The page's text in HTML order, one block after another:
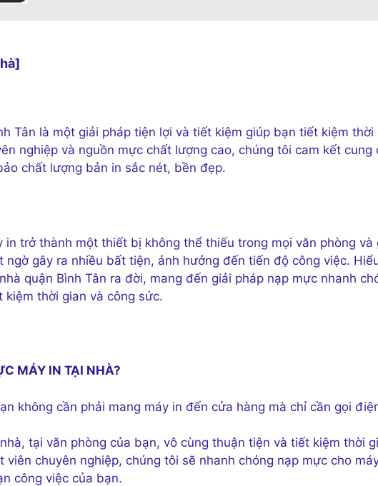
Tân là một giải pháp tiện lợi và tiết kiệm giúp bạn tiết kiệm thời
nghiệp và nguồn mực chất lượng cao, chúng tôi cam kết cung
chất lượng bản in sắc nét, bền đẹp.
trở thành một thiết bị không thể thiếu trong mọi văn phòng và
gây ra nhiều bất tiện, ảnh hưởng đến tiến độ công việc.
quận Bình Tân ra đời, mang đến giải pháp nạp mực nhanh
kiệm thời gian và công sức.
MÁY IN TẠI NHÀ?
không cần phải mang máy in đến cửa hàng mà chỉ cần gọi
tại văn phòng của bạn, vô cùng thuận tiện và tiết kiệm thời
viên chuyên nghiệp, chúng tôi sẽ nhanh chóng nạp mực cho
công việc của bạn.